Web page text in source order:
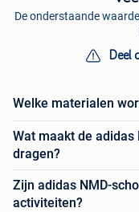
De onderstaande
Deel
Welke materialen
Wat maakt de
dragen?
Zijn adidas NMD-
activiteiten?